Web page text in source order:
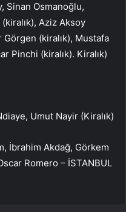
Sinan Osmanoğlu,
Aziz Aksoy
Görgen (kiralık), Mustafa
Pinchi (kiralık). Kiralık)
Umut Nayir (Kiralık)
İbrahim Akdağ, Görkem
Romero – İSTANBUL